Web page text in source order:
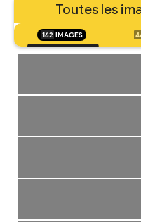
Toutes les
162 IMAGES